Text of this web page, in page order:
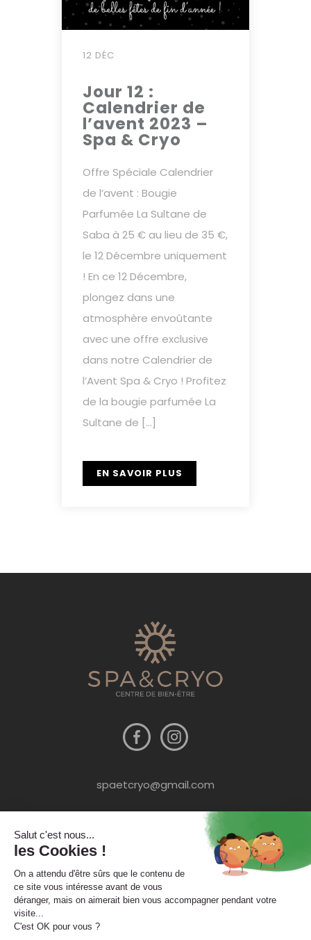
12 DÉC
Jour 12 :
Calendrier de
l’avent 2023 –
Spa & Cryo
Offre Spéciale Calendrier
de l’avent : Bougie
Parfumée La Sultane de
Saba à 25 € au lieu de 35 €,
le 12 Décembre uniquement
! En ce 12 Décembre,
plongez dans une
atmosphère envoûtante
avec une offre exclusive
dans notre Calendrier de
l’Avent Spa & Cryo ! Profitez
de la bougie parfumée La
Sultane de […]
EN SAVOIR PLUS
spaetcryo@gmail.com
13 chemin Albert Camus - zone de
Champ Fila - 38320 Poisat